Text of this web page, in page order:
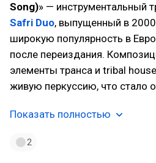
Song)» — инструментальный
Safri Duo, выпущенный в
широкую популярность в
после переиздания.
элементы транса и tribal
живую перкуссию, что стало
Показать полностью
2